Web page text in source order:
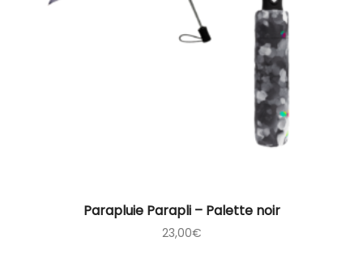
Parapluie Parapli – Palette noir
23,00€